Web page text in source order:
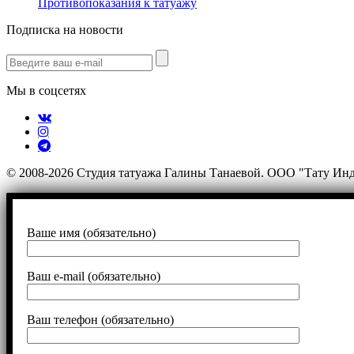
Подписка на новости
Мы в соцсетях
© 2008-2026 Студия татуажа Галины Танаевой. ООО "Тату
Ваше имя (обязательно)
Ваш e-mail (обязательно)
Ваш телефон (обязательно)